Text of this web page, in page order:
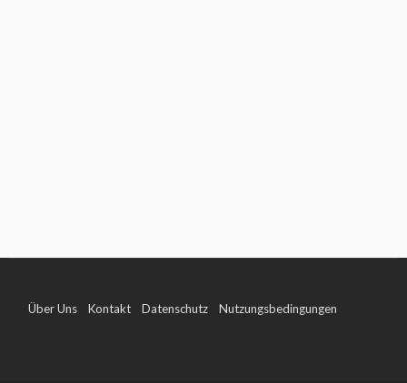
Über Uns Kontakt Datenschutz Nutzungsbedingungen